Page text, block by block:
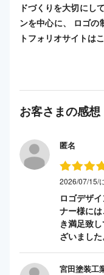
ドづくりを大切にし
ンを中心に、 ロゴの
トフォリオサイト
お客さまの感想
匿名
2026/07/15/
ロゴデザ
ナー様に
き満足致
ざいました
宮田塗装工